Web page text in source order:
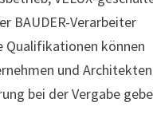
BAUDER-Verarbeiter
Qualifikationen können
und
bei der Vergabe